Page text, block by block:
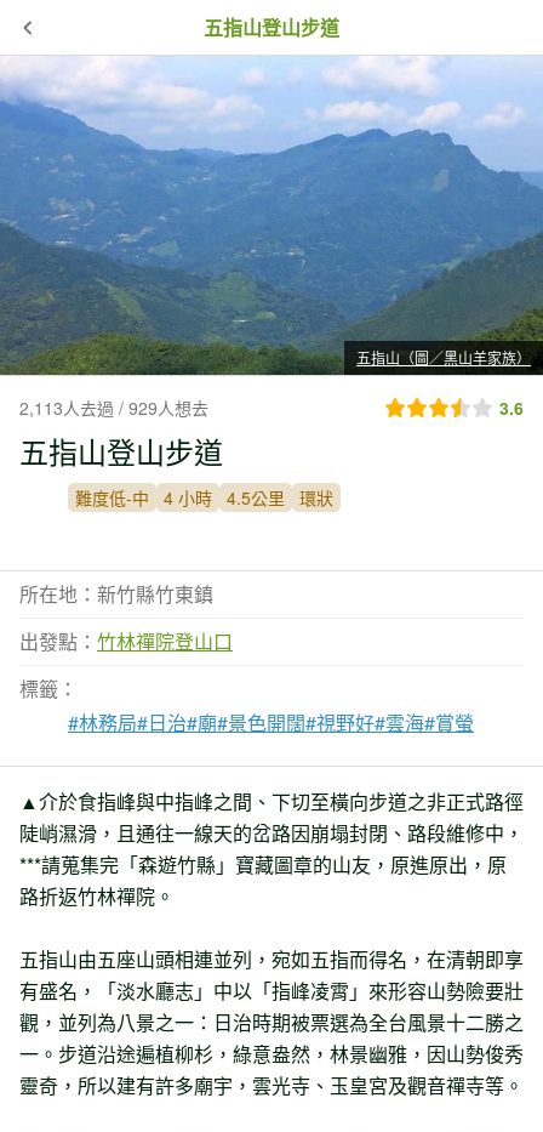
五指山登山步道
五指山（圖／黑山羊家族）
2,113人去過 / 929人想去 3.6
五指山登山步道
難度低-中 4 小時 4.5公里 環狀
所在地：新竹縣竹東鎮
出發點： 竹林禪院登山口
標籤：
#林務局#日治#廟#景色開闊#視野好#雲海#賞螢
▲介於食指峰與中指峰之間、下切至橫向步道之非正式路徑
陡峭濕滑，且通往一線天的岔路因崩塌封閉、路段維修中，
***請蒐集完「森遊竹縣」寶藏圖章的山友，原進原出，原
路折返竹林禪院。
五指山由五座山頭相連並列，宛如五指而得名，在清朝即享
有盛名，「淡水廳志」中以「指峰凌霄」來形容山勢險要壯
觀，並列為八景之一：日治時期被票選為全台風景十二勝之
一。步道沿途遍植柳杉，綠意盎然，林景幽雅，因山勢俊秀
靈奇，所以建有許多廟宇，雲光寺、玉皇宮及觀音禪寺等。